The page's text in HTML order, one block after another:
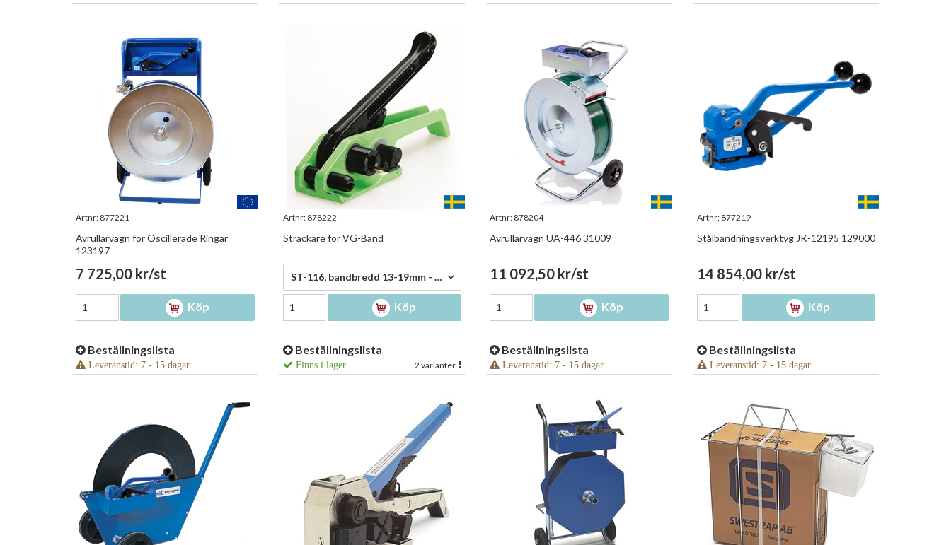
Artnr: 877221
Avrullarvagn för Oscillerade Ringar
123197
7 725,00 kr/st
Köp
Beställningslista
Leveranstid: 7 - 15 dagar
Artnr: 878222
Sträckare för VG-Band
1 720,75 kr/st ST-116, bandbredd 13-19mm - 1 720,75 kr/st
Köp
Beställningslista
Finns i lager 2 varianter
Artnr: 878204
Avrullarvagn UA-446 31009
11 092,50 kr/st
Köp
Beställningslista
Leveranstid: 7 - 15 dagar
Artnr: 877219
Stålbandningsverktyg JK-12195 129000
14 854,00 kr/st
Köp
Beställningslista
Leveranstid: 7 - 15 dagar